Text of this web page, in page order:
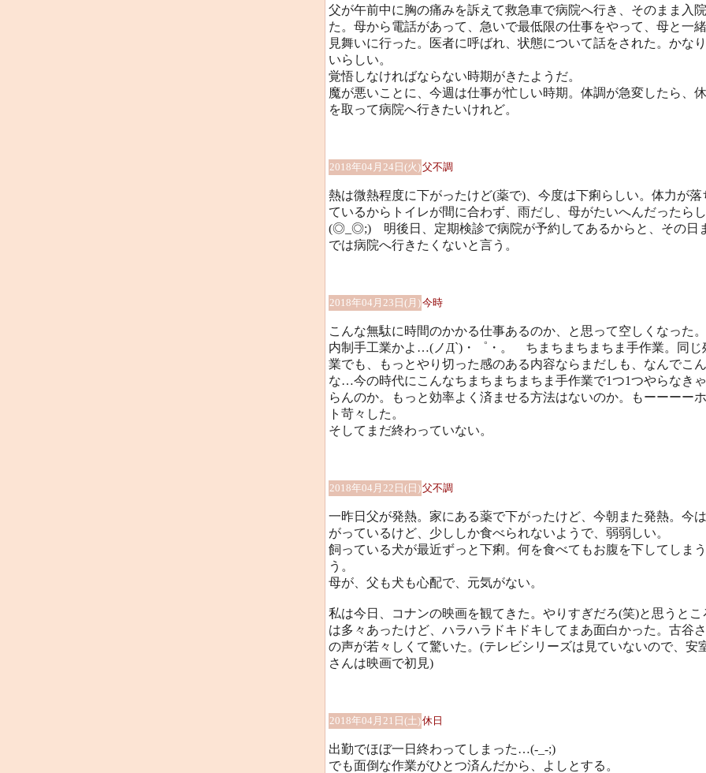
父が午前中に胸の痛みを訴えて救急車で病院へ行き、そのまま入
た。母から電話があって、急いで最低限の仕事をやって、母と一
見舞いに行った。医者に呼ばれ、状態について話をされた。かな
いらしい。
覚悟しなければならない時期がきたようだ。
魔が悪いことに、今週は仕事が忙しい時期。体調が急変したら、
を取って病院へ行きたいけれど。
2018年04月24日(火)父不調
熱は微熱程度に下がったけど(薬で)、今度は下痢らしい。体力が落
ているからトイレが間に合わず、雨だし、母がたいへんだったら
(◎_◎;) 明後日、定期検診で病院が予約してあるからと、その日
では病院へ行きたくないと言う。
2018年04月23日(月)今時
こんな無駄に時間のかかる仕事あるのか、と思って空しくなった
内制手工業かよ…(ノД`)・゜・。 ちまちまちまちま手作業。同じ
業でも、もっとやり切った感のある内容ならまだしも、なんでこん
な…今の時代にこんなちまちまちまちま手作業で1つ1つやらなき
らんのか。もっと効率よく済ませる方法はないのか。もーーーー
ト苛々した。
そしてまだ終わっていない。
2018年04月22日(日)父不調
一昨日父が発熱。家にある薬で下がったけど、今朝また発熱。今
がっているけど、少ししか食べられないようで、弱弱しい。
飼っている犬が最近ずっと下痢。何を食べてもお腹を下してしま
う。
母が、父も犬も心配で、元気がない。
私は今日、コナンの映画を観てきた。やりすぎだろ(笑)と思うとこ
は多々あったけど、ハラハラドキドキしてまあ面白かった。古谷
の声が若々しくて驚いた。(テレビシリーズは見ていないので、安
さんは映画で初見)
2018年04月21日(土)休日
出勤でほぼ一日終わってしまった…(-_-;)
でも面倒な作業がひとつ済んだから、よしとする。